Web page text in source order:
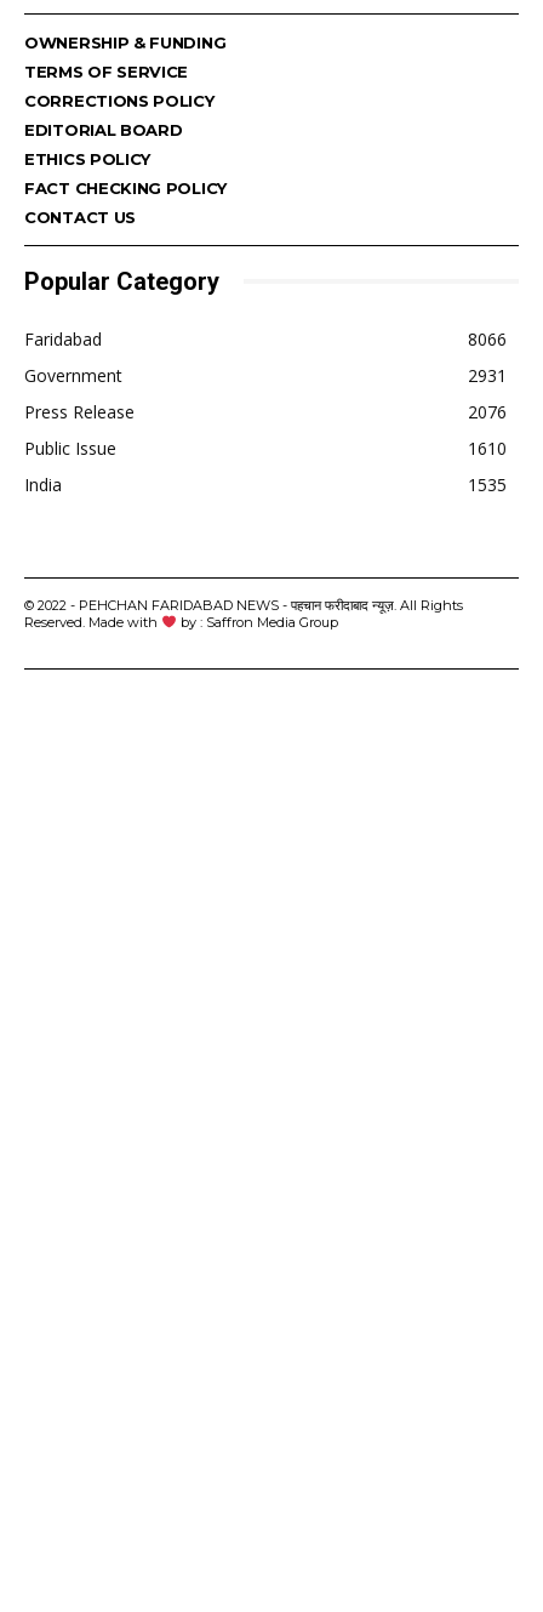
OWNERSHIP & FUNDING
TERMS OF SERVICE
CORRECTIONS POLICY
EDITORIAL BOARD
ETHICS POLICY
FACT CHECKING POLICY
CONTACT US
Popular Category
Faridabad
8066
Government
2931
Press Release
2076
Public Issue
1610
India
1535
© 2022 - PEHCHAN FARIDABAD NEWS - पहचान फरीदाबाद न्यूज़. All Rights
Reserved. Made with
by : Saffron Media Group